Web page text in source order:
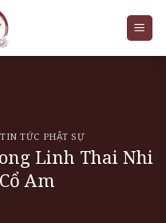
TIN TỨC PHẬT SỰ
Linh Thai Nhi
Am